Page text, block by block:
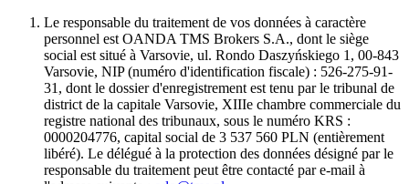
Le responsable du traitement de vos données à caractère
personnel est OANDA TMS Brokers S.A., dont le siège
social est situé à Varsovie, ul. Rondo Daszyńskiego 1, 00-843
Varsovie, NIP (numéro d'identification fiscale) : 526-275-91-
31, dont le dossier d'enregistrement est tenu par le tribunal de
district de la capitale Varsovie, XIIIe chambre commerciale du
registre national des tribunaux, sous le numéro KRS :
0000204776, capital social de 3 537 560 PLN (entièrement
libéré). Le délégué à la protection des données désigné par le
responsable du traitement peut être contacté par e-mail à